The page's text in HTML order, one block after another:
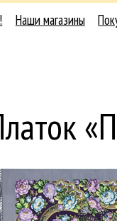
Наши магазины